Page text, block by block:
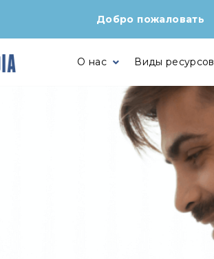
Добро пожаловать
О нас Виды ресурсов